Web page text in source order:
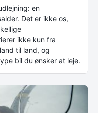
en
Det er ikke os,
ikke kun fra
til land, og
bil du ønsker at leje.